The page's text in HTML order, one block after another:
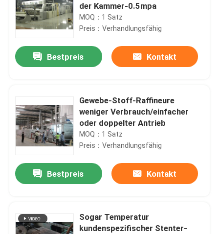
Haus
der Kammer-0.5mpa
MOQ：1 Satz
Preis：Verhandlungsfähig
Bestpreis Kontakt
Gewebe-Stoff-Raffineure
weniger Verbrauch/einfacher
oder doppelter Antrieb
MOQ：1 Satz
Preis：Verhandlungsfähig
Bestpreis Kontakt
Sogar Temperatur
kundenspezifischer Stenter-